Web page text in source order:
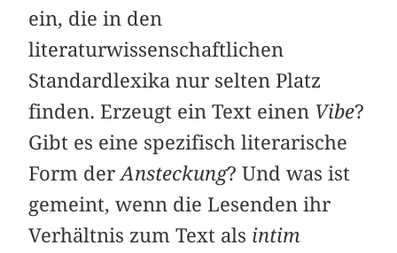
ein, die in den
literaturwissenschaftlichen
Standardlexika nur selten Platz
finden. Erzeugt ein Text einen Vibe?
Gibt es eine spezifisch literarische
Form derAnsteckung? Und was ist
gemeint, wenn die Lesenden ihr
Verhältnis zum Text als intim